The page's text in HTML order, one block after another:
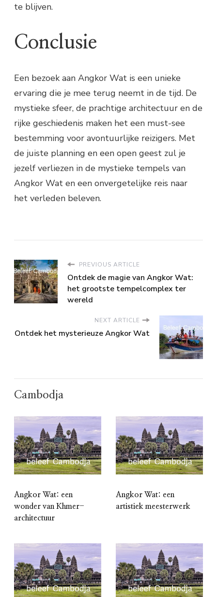
te blijven.
Conclusie
Een bezoek aan Angkor Wat is een unieke
ervaring die je mee terug neemt in de tijd. De
mystieke sfeer, de prachtige architectuur en de
rijke geschiedenis maken het een must-see
bestemming voor avontuurlijke reizigers. Met
de juiste planning en een open geest zul je
jezelf verliezen in de mystieke tempels van
Angkor Wat en een onvergetelijke reis naar
het verleden beleven.
PREVIOUS ARTICLE
Ontdek de magie van Angkor Wat:
het grootste tempelcomplex ter
wereld
NEXT ARTICLE
Ontdek het mysterieuze Angkor Wat
Cambodja
Angkor Wat: een
wonder van Khmer-
architectuur
Angkor Wat: een
artistiek meesterwerk